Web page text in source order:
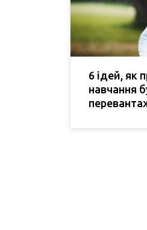
6 ідей, як
навчання